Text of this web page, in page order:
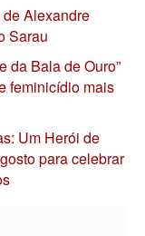
Alexandre
Sarau
da Bala de Ouro”
feminicídio mais
Um Herói de
para celebrar